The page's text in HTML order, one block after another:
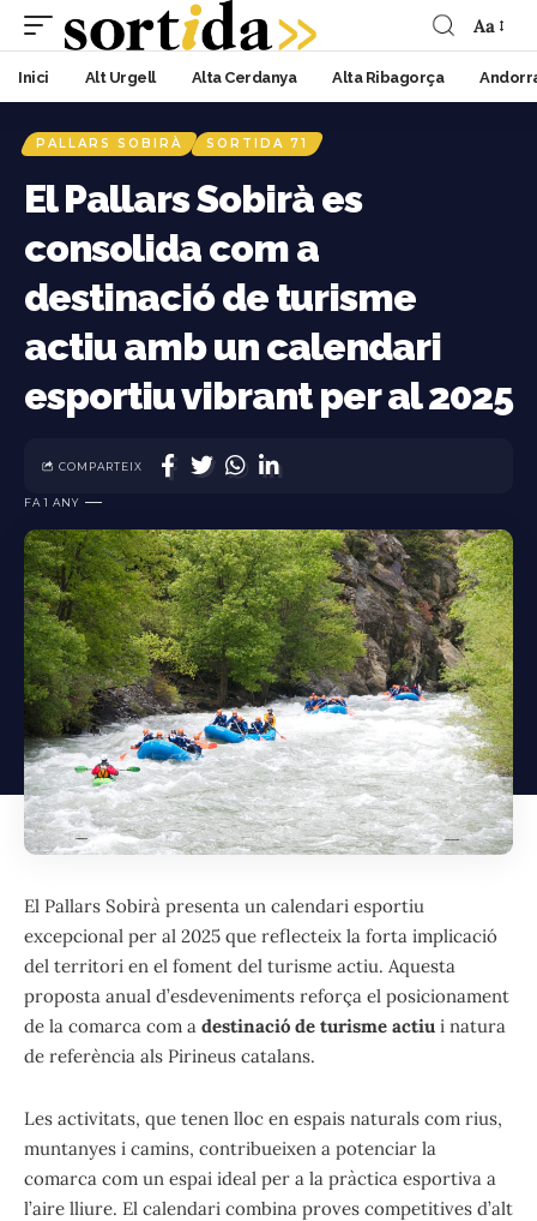
Aa
Inici Alt Urgell Alta Cerdanya Alta Ribagorça
PALLARS SOBIRÀ SORTIDA 71
El Pallars Sobirà es
consolida com a
destinació de turisme
actiu amb un calendari
esportiu vibrant per al 2025
FA 1 ANY
COMPARTEIX
El Pallars Sobirà presenta un calendari esportiu
excepcional per al 2025 que reflecteix la forta implicació
del territori en el foment del turisme actiu. Aquesta
proposta anual d’esdeveniments reforça el posicionament
de la comarca com a destinació de turisme actiu i natura
de referència als Pirineus catalans.
Les activitats, que tenen lloc en espais naturals com rius,
muntanyes i camins, contribueixen a potenciar la
comarca com un espai ideal per a la pràctica esportiva a
l’aire lliure. El calendari combina proves competitives d’alt